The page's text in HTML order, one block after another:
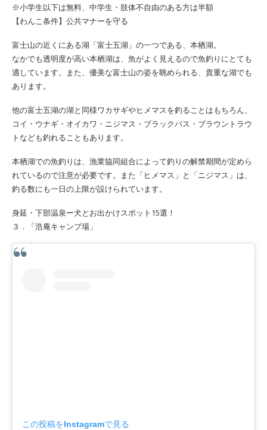
※小学生以下は無料、中学生・肢体不自由のある方は半額
【わんこ条件】公共マナーを守る
富士山の近くにある湖「富士五湖」の一つである、本栖湖。
なかでも透明度が高い本栖湖は、魚がよく見えるので魚釣りにとても
適しています。また、優美な富士山の姿を眺められる、貴重な湖でも
あります。
他の富士五湖の湖と同様ワカサギやヒメマスを釣ることはもちろん、
コイ・ウナギ・オイカワ・ニジマス・ブラックバス・ブラウントラウ
トなども釣れることもあります。
本栖湖での魚釣りは、漁業協同組合によって釣りの解禁期間が定めら
れているので注意が必要です。また「ヒメマス」と「ニジマス」は、
釣る数にも一日の上限が設けられています。
身延・下部温泉ー犬とお出かけスポット15選！
３．「浩庵キャンプ場」
この投稿をInstagramで見る